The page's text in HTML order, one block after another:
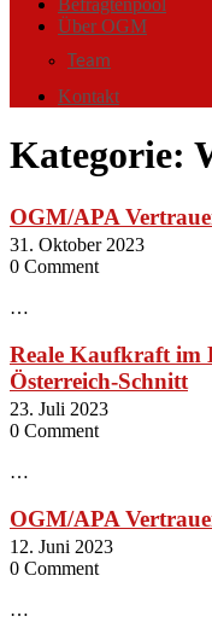
Befragtenpool
Über OGM
Team
Kontakt
Kategorie:
OGM/APA
31. Oktober 2023
0 Comment
…
Reale Kaufkraft im
Österreich-Schnitt
23. Juli 2023
0 Comment
…
OGM/APA
12. Juni 2023
0 Comment
…